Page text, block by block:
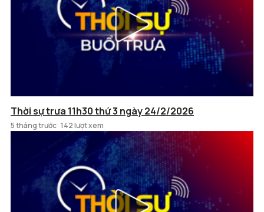
Thời sự trưa 11h30 thứ 3 ngày 24/2/2026
5 tháng trước 142 lượt xem